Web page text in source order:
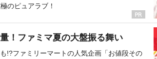
のピュアラブ！
！ファミマ夏の大盤振る舞い
!?ファミリーマートの人気企画「お値段その